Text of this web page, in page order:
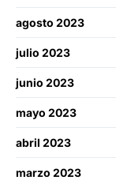
agosto 2023
julio 2023
junio 2023
mayo 2023
abril 2023
marzo 2023